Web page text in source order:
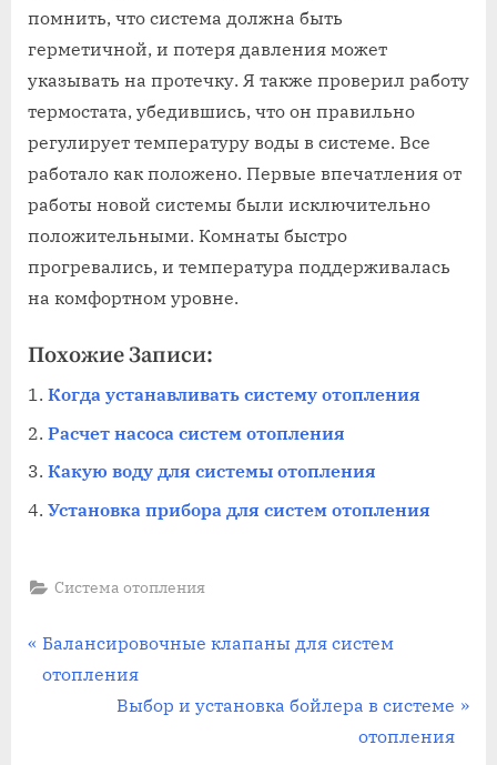
помнить, что система должна быть
герметичной, и потеря давления может
указывать на протечку. Я также проверил работу
термостата, убедившись, что он правильно
регулирует температуру воды в системе. Все
работало как положено. Первые впечатления от
работы новой системы были исключительно
положительными. Комнаты быстро
прогревались, и температура поддерживалась
на комфортном уровне.
Похожие Записи:
Когда устанавливать систему отопления
Расчет насоса систем отопления
Какую воду для системы отопления
Установка прибора для систем отопления
Система отопления
Навигация
П
р
Балансировочные клапаны для систем
отопления
С
Выбор и установка бойлера в системе
отопления